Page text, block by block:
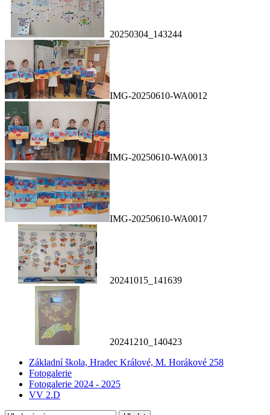
20250304_143244
IMG-20250610-WA0012
IMG-20250610-WA0013
IMG-20250610-WA0017
20241015_141639
20241210_140423
Základní škola, Hradec Králové, M. Horákové 258
Fotogalerie
Fotogalerie 2024 - 2025
VV 2.D